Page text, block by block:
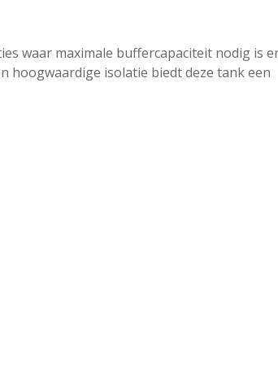
waar maximale buffercapaciteit nodig is
hoogwaardige isolatie biedt deze tank een